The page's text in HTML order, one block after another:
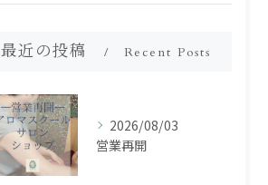
最近の投稿 Recent Posts
2026/08/03
営業再開